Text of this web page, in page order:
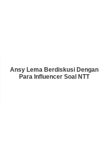
Ansy Lema Berdiskusi Dengan
Para Influencer Soal NTT